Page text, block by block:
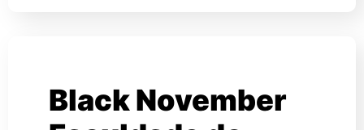
Black November